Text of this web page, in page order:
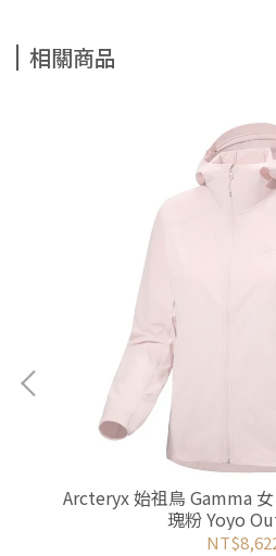
相關商品
Arcteryx 始祖鳥 Gamma
瑰粉 Yoyo